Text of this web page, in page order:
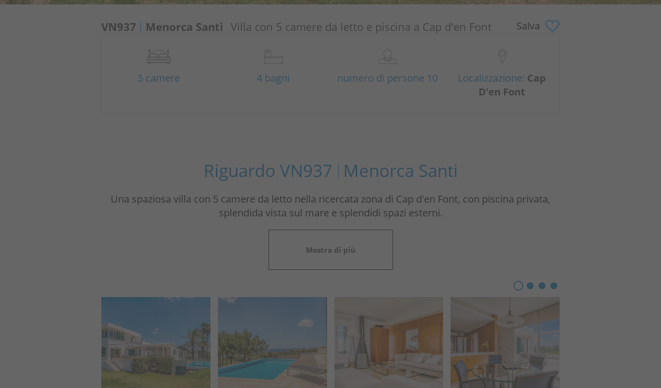
Villa con 5 camere da letto e piscina a Cap d'en Font
VN937 Menorca Santi Salva
5 camere 4 bagni numero di persone 10 Localizzazione: Cap
D'en Font
Riguardo VN937 Menorca Santi
Una spaziosa villa con 5 camere da letto nella ricercata zona di Cap d'en Font, con piscina privata,
splendida vista sul mare e splendidi spazi esterni.
Mostra di più